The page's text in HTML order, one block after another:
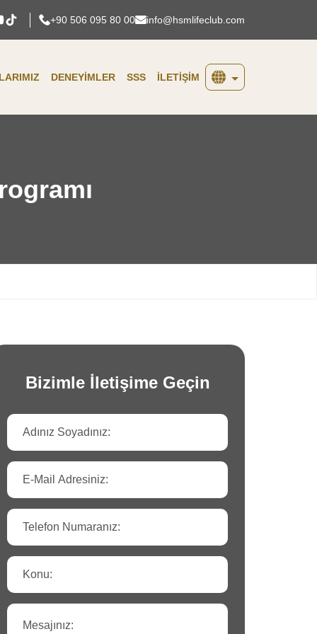
+90 506 095 80 00 info@hsmlifeclub.com
DENEYIMLER SSS İLETIŞIM
Bizimle İletişime Geçin